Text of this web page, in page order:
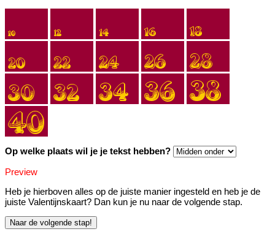
Op welke plaats wil je je tekst hebben?
Preview
Heb je hierboven alles op de juiste manier ingesteld en heb je de
juiste Valentijnskaart? Dan kun je nu naar de volgende stap.